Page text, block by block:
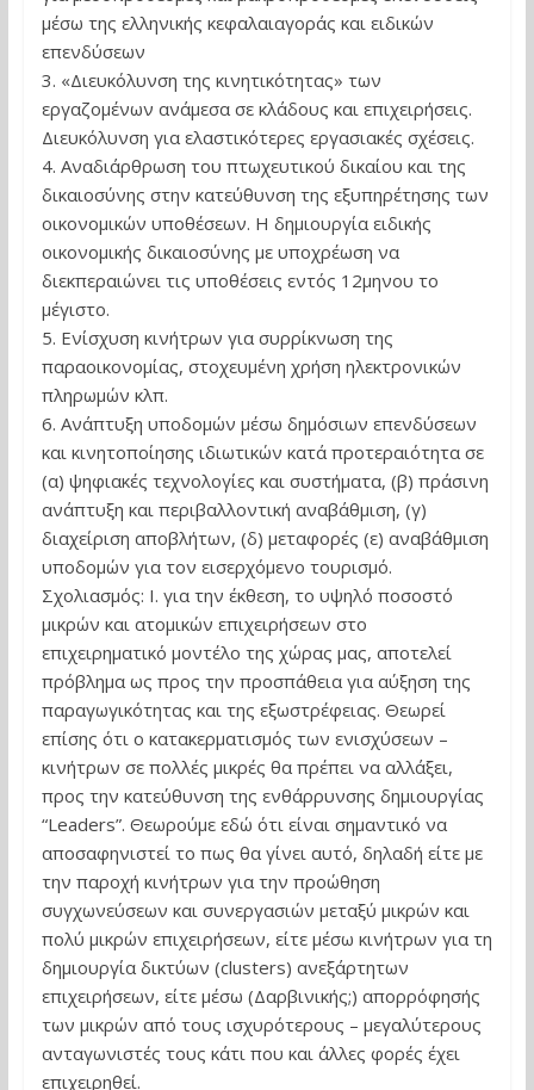
μέσω της ελληνικής κεφαλαιαγοράς και ειδικών
επενδύσεων
3. «Διευκόλυνση της κινητικότητας» των
εργαζομένων ανάμεσα σε κλάδους και επιχειρήσεις.
Διευκόλυνση για ελαστικότερες εργασιακές σχέσεις.
4. Αναδιάρθρωση του πτωχευτικού δικαίου και της
δικαιοσύνης στην κατεύθυνση της εξυπηρέτησης των
οικονομικών υποθέσεων. Η δημιουργία ειδικής
οικονομικής δικαιοσύνης με υποχρέωση να
διεκπεραιώνει τις υποθέσεις εντός 12μηνου το
μέγιστο.
5. Ενίσχυση κινήτρων για συρρίκνωση της
παραοικονομίας, στοχευμένη χρήση ηλεκτρονικών
πληρωμών κλπ.
6. Ανάπτυξη υποδομών μέσω δημόσιων επενδύσεων
και κινητοποίησης ιδιωτικών κατά προτεραιότητα σε
(α) ψηφιακές τεχνολογίες και συστήματα, (β) πράσινη
ανάπτυξη και περιβαλλοντική αναβάθμιση, (γ)
διαχείριση αποβλήτων, (δ) μεταφορές (ε) αναβάθμιση
υποδομών για τον εισερχόμενο τουρισμό.
Σχολιασμός: Ι. για την έκθεση, το υψηλό ποσοστό
μικρών και ατομικών επιχειρήσεων στο
επιχειρηματικό μοντέλο της χώρας μας, αποτελεί
πρόβλημα ως προς την προσπάθεια για αύξηση της
παραγωγικότητας και της εξωστρέφειας. Θεωρεί
επίσης ότι ο κατακερματισμός των ενισχύσεων –
κινήτρων σε πολλές μικρές θα πρέπει να αλλάξει,
προς την κατεύθυνση της ενθάρρυνσης δημιουργίας
“Leaders”. Θεωρούμε εδώ ότι είναι σημαντικό να
αποσαφηνιστεί το πως θα γίνει αυτό, δηλαδή είτε με
την παροχή κινήτρων για την προώθηση
συγχωνεύσεων και συνεργασιών μεταξύ μικρών και
πολύ μικρών επιχειρήσεων, είτε μέσω κινήτρων για τη
δημιουργία δικτύων (clusters) ανεξάρτητων
επιχειρήσεων, είτε μέσω (Δαρβινικής;) απορρόφησής
των μικρών από τους ισχυρότερους – μεγαλύτερους
ανταγωνιστές τους κάτι που και άλλες φορές έχει
επιχειρηθεί.